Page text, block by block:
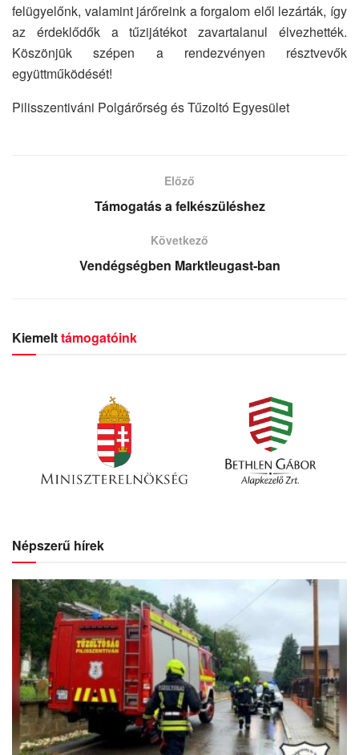
felügyelőnk, valamint járőreink a forgalom elől lezárták, így
az érdeklődők a tűzijátékot zavartalanul élvezhették.
Köszönjük szépen a rendezvényen résztvevők
együttműködését!
Pilisszentiváni Polgárőrség és Tűzoltó Egyesület
Előző
Támogatás a felkészüléshez
Következő
Vendégségben Marktleugast-ban
Kiemelttámogatóink
Népszerű hírek